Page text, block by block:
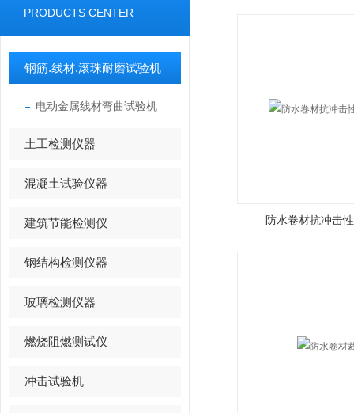
PRODUCTS CENTER
钢筋.线材.滚珠耐磨试验机
电动金属线材弯曲试验机
土工检测仪器
混凝土试验仪器
建筑节能检测仪
钢结构检测仪器
玻璃检测仪器
燃烧阻燃测试仪
冲击试验机
防水卷材抗冲击